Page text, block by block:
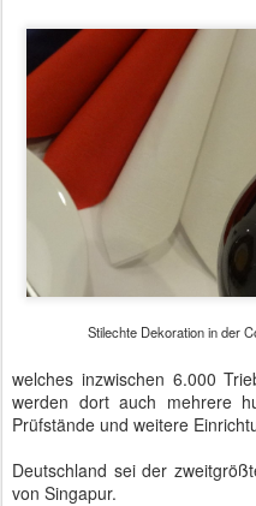
Stilechte Dekoration in der
welches inzwischen 6.000
werden dort auch mehrere
Prüfstände und weitere
Deutschland sei der
von Singapur.